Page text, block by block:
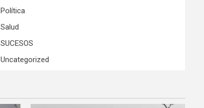
Política
Salud
SUCESOS
Uncategorized